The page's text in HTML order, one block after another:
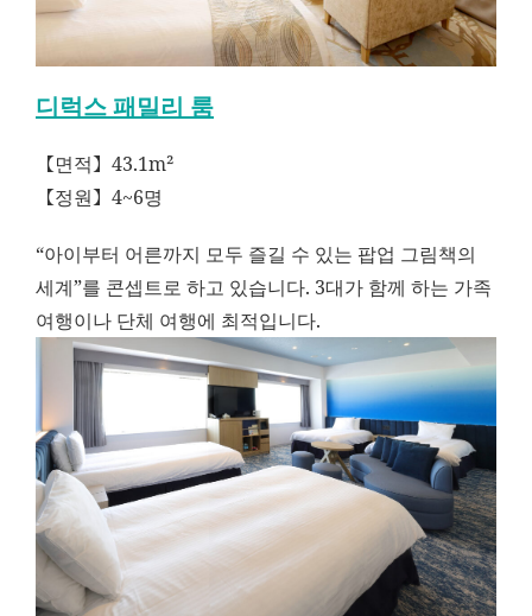
디럭스 패밀리 룸
【면적】43.1m²
【정원】4~6명
“아이부터 어른까지 모두 즐길 수 있는 팝업 그림책의
세계”를 콘셉트로 하고 있습니다. 3대가 함께 하는 가족
여행이나 단체 여행에 최적입니다.